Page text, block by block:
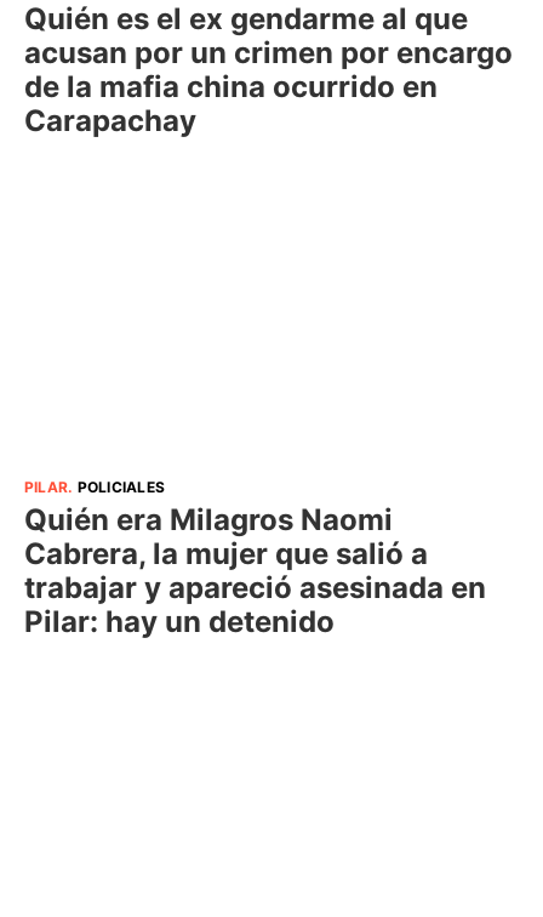
Quién es el ex gendarme al que
acusan por un crimen por encargo
de la mafia china ocurrido en
Carapachay
PILAR. POLICIALES
Quién era Milagros Naomi
Cabrera, la mujer que salió a
trabajar y apareció asesinada en
Pilar: hay un detenido